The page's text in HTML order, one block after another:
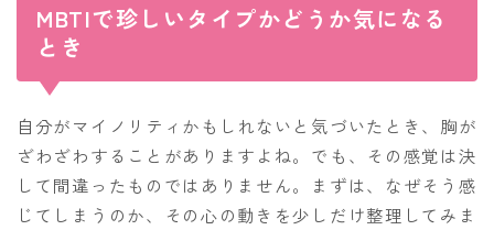
MBTIで珍しいタイプかどうか気になる
とき
自分がマイノリティかもしれないと気づいたとき、胸が
ざわざわすることがありますよね。でも、その感覚は決
して間違ったものではありません。まずは、なぜそう感
じてしまうのか、その心の動きを少しだけ整理してみま